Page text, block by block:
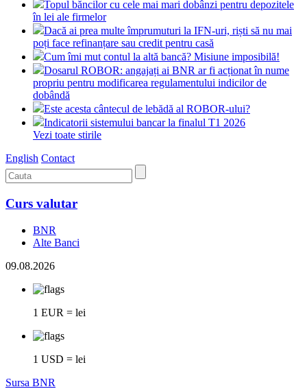
Topul băncilor cu cele mai mari dobânzi pentru depozitele
în lei ale firmelor
Dacă ai prea multe împrumuturi la IFN-uri, riști să nu mai
poți face refinanțare sau credit pentru casă
Cum îmi mut contul la altă bancă? Misiune imposibilă!
Dosarul ROBOR: angajați ai BNR ar fi acționat în nume
propriu pentru modificarea regulamentului indicilor de
dobândă
Este acesta cântecul de lebădă al ROBOR-ului?
Indicatorii sistemului bancar la finalul T1 2026
Vezi toate stirile
English Contact
Curs valutar
BNR
Alte Banci
09.08.2026
1 EUR = lei
1 USD = lei
Sursa BNR